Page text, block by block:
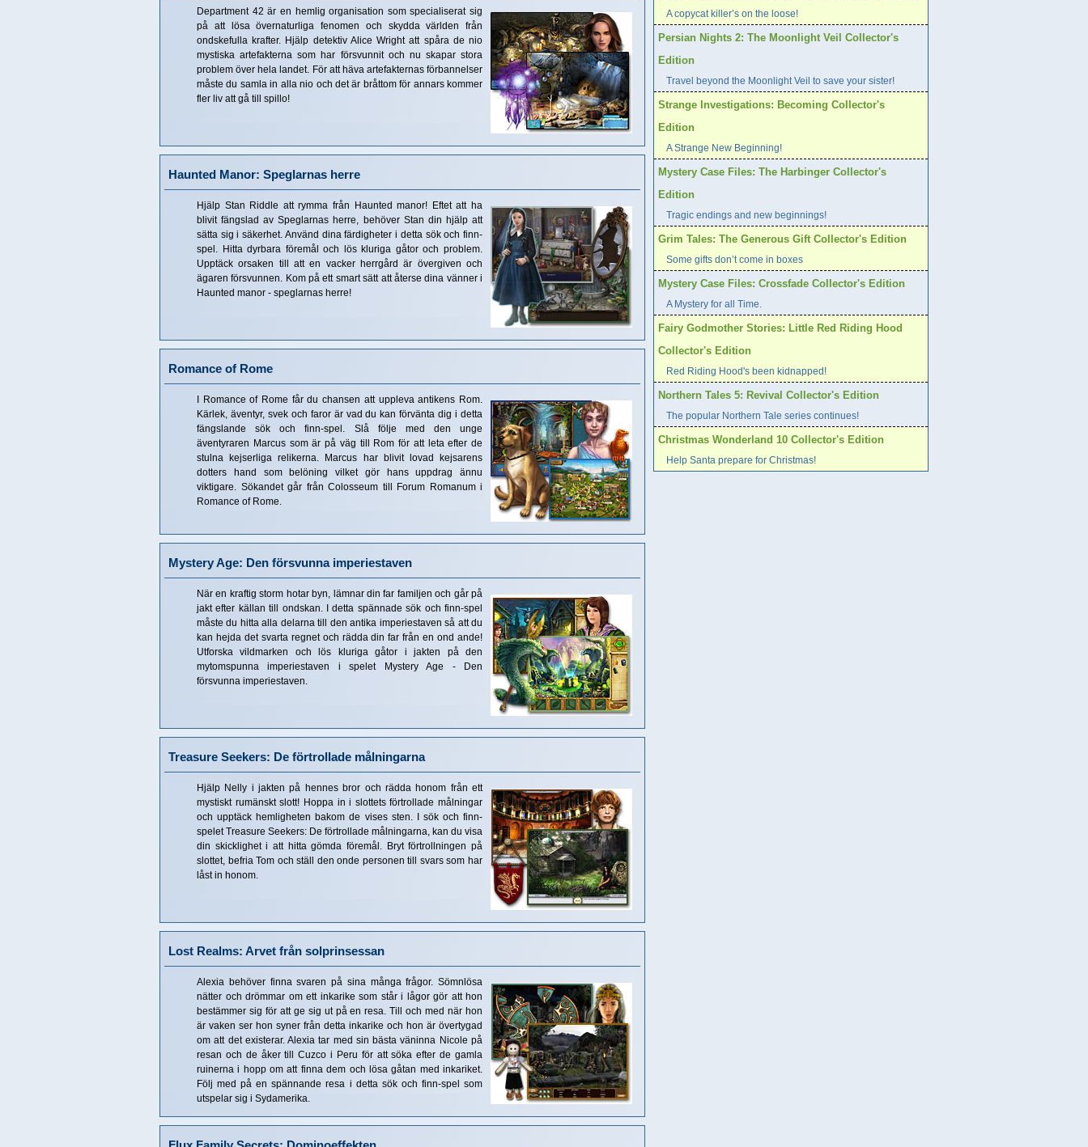
Department 42 är en hemlig organisation som specialiserat sig
på att lösa övernaturliga fenomen och skydda världen från
ondskefulla krafter. Hjälp detektiv Alice Wright att spåra de nio
mystiska artefakterna som har försvunnit och nu skapar stora
problem över hela landet. För att häva artefakternas förbannelser
måste du samla in alla nio och det är bråttom för annars kommer
fler liv att gå till spillo!
Haunted Manor: Speglarnas herre
Hjälp Stan Riddle att rymma från Haunted manor! Eftet att ha
blivit fängslad av Speglarnas herre, behöver Stan din hjälp att
sätta sig i säkerhet. Använd dina färdigheter i detta sök och finn-
spel. Hitta dyrbara föremål och lös kluriga gåtor och problem.
Upptäck orsaken till att en vacker herrgård är övergiven och
ägaren försvunnen. Kom på ett smart sätt att återse dina vänner i
Haunted manor - speglarnas herre!
Romance of Rome
I Romance of Rome får du chansen att uppleva antikens Rom.
Kärlek, äventyr, svek och faror är vad du kan förvänta dig i detta
fängslande sök och finn-spel. Slå följe med den unge
äventyraren Marcus som är på väg till Rom för att leta efter de
stulna kejserliga relikerna. Marcus har blivit lovad kejsarens
dotters hand som belöning vilket gör hans uppdrag ännu
viktigare. Sökandet går från Colosseum till Forum Romanum i
Romance of Rome.
Mystery Age: Den försvunna imperiestaven
När en kraftig storm hotar byn, lämnar din far familjen och går på
jakt efter källan till ondskan. I detta spännade sök och finn-spel
måste du hitta alla delarna till den antika imperiestaven så att du
kan hejda det svarta regnet och rädda din far från en ond ande!
Utforska vildmarken och lös kluriga gåtor i jakten på den
mytomspunna imperiestaven i spelet Mystery Age - Den
försvunna imperiestaven.
Treasure Seekers: De förtrollade målningarna
Hjälp Nelly i jakten på hennes bror och rädda honom från ett
mystiskt rumänskt slott! Hoppa in i slottets förtrollade målningar
och upptäck hemligheten bakom de vises sten. I sök och finn-
spelet Treasure Seekers: De förtrollade målningarna, kan du visa
din skicklighet i att hitta gömda föremål. Bryt förtrollningen på
slottet, befria Tom och ställ den onde personen till svars som har
låst in honom.
Lost Realms: Arvet från solprinsessan
Alexia behöver finna svaren på sina många frågor. Sömnlösa
nätter och drömmar om ett inkarike som står i lågor gör att hon
bestämmer sig för att ge sig ut på en resa. Till och med när hon
är vaken ser hon syner från detta inkarike och hon är övertygad
om att det existerar. Alexia tar med sin bästa väninna Nicole på
resan och de åker till Cuzco i Peru för att söka efter de gamla
ruinerna i hopp om att finna dem och lösa gåtan med inkariket.
Följ med på en spännande resa i detta sök och finn-spel som
utspelar sig i Sydamerika.
A copycat killer’s on the loose!
Persian Nights 2: The Moonlight Veil Collector's
Edition
Travel beyond the Moonlight Veil to save your sister!
Strange Investigations: Becoming Collector's
Edition
A Strange New Beginning!
Mystery Case Files: The Harbinger Collector's
Edition
Tragic endings and new beginnings!
Grim Tales: The Generous Gift Collector's Edition
Some gifts don’t come in boxes
Mystery Case Files: Crossfade Collector's Edition
A Mystery for all Time.
Fairy Godmother Stories: Little Red Riding Hood
Collector's Edition
Red Riding Hood's been kidnapped!
Northern Tales 5: Revival Collector's Edition
The popular Northern Tale series continues!
Christmas Wonderland 10 Collector's Edition
Help Santa prepare for Christmas!